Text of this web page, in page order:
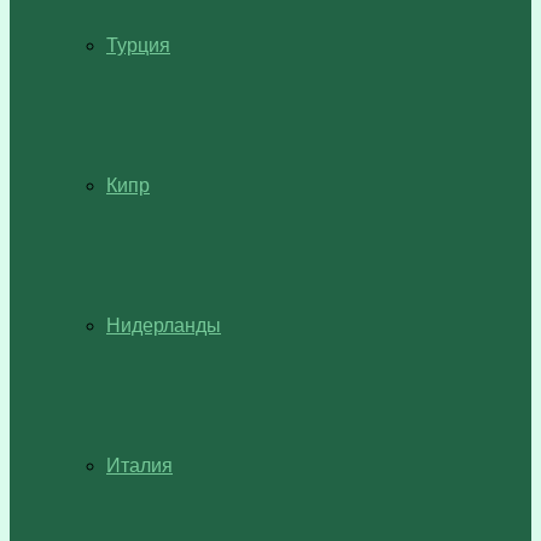
Турция
Кипр
Нидерланды
Италия